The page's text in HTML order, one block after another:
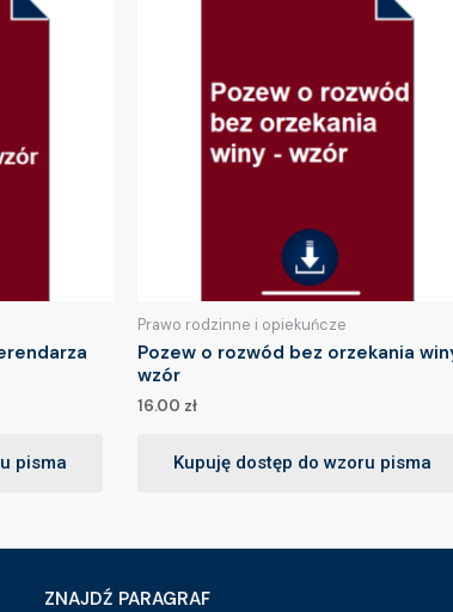
pisma
Prawo rodzinne i opiekuńcze
Pozew o rozwód bez orzekania
wzór
16.00 zł
Kupuję dostęp do wzoru pisma
ZNAJDŹ PARAGRAF